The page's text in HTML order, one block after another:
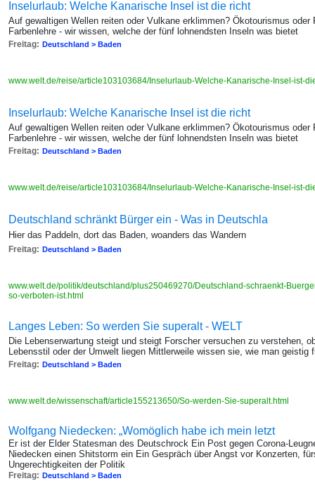
Inselurlaub: Welche Kanarische Insel ist die richt
Auf gewaltigen Wellen reiten oder Vulkane erklimmen? Ökotourismus
Farbenlehre - wir wissen, welche der fünf lohnendsten Inseln was bietet
Freitag: Deutschland > Baden
www.welt.de/reise/article103103684/Inselurlaub-Welche-Kanarische-Insel-ist-
Inselurlaub: Welche Kanarische Insel ist die richt
Auf gewaltigen Wellen reiten oder Vulkane erklimmen? Ökotourismus
Farbenlehre - wir wissen, welche der fünf lohnendsten Inseln was bietet
Freitag: Deutschland > Baden
www.welt.de/reise/article103103684/Inselurlaub-Welche-Kanarische-Insel-ist-
Deutschland schränkt Bürger ein - Was in Deutschla
Hier das Paddeln, dort das Baden, woanders das Wandern
Freitag: Deutschland > Baden
www.welt.de/politik/deutschland/plus250469270/Deutschland-schraenkt-
so-verboten-ist.html
Langes Leben: So werden Sie superalt - WELT
Die Lebenserwartung steigt und steigt Forscher versuchen zu verstehen,
Lebensstil oder der Umwelt liegen Mittlerweile wissen sie, wie man geistig
Freitag: Deutschland > Baden
www.welt.de/wissenschaft/article155213650/So-werden-Sie-superalt.html
Wolfgang Niedecken: „Womöglich habe ich mein letzt
Er ist der Elder Statesman des Deutschrock Ein Post gegen Corona-
Niedecken einen Shitstorm ein Ein Gespräch über Angst vor Konzerten,
Ungerechtigkeiten der Politik
Freitag: Deutschland > Baden